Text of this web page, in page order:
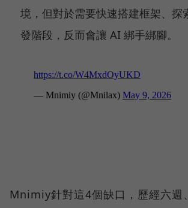
境，但對於需要快速搭建框架、探
發階段，反而會讓 AI 綁手綁腳。
Mnimiy針對這4個缺口，歷經六週